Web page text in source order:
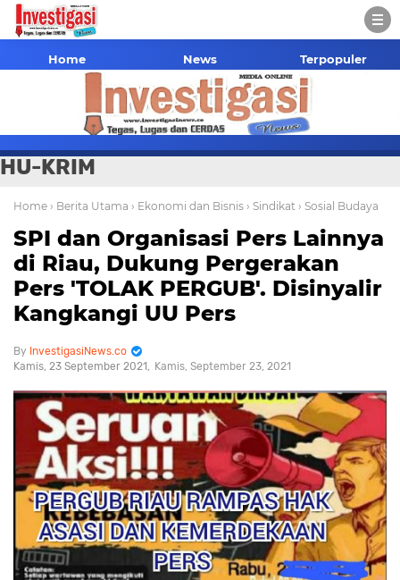
Home News Terpopuler
HU-KRIM
Home › Berita Utama › Ekonomi dan Bisnis › Sindikat › Sosial Budaya
SPI dan Organisasi Pers Lainnya
di Riau, Dukung Pergerakan
Pers 'TOLAK PERGUB'. Disinyalir
Kangkangi UU Pers
InvestigasiNews.co
Kamis, 23 September 2021
Kamis, September 23, 2021